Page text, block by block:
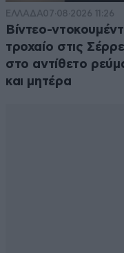
ΕΛΛΑΔΑ07·08·2026 11:26
Βίντεο-
τροχαίο στις
στο αντίθετο
και μητέρα